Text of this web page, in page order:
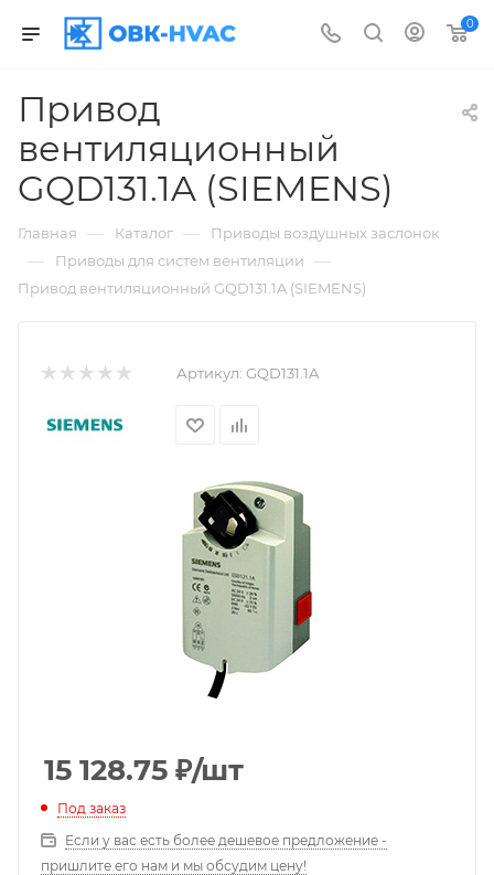
0
Привод
вентиляционный
GQD131.1A (SIEMENS)
Главная — Каталог — Приводы воздушных заслонок
— Приводы для систем вентиляции —
Привод вентиляционный GQD131.1A (SIEMENS)
Артикул: GQD131.1A
15 128.75 ₽/шт
Под заказ
Если у вас есть более дешевое предложение -
пришлите его нам и мы обсудим цену!